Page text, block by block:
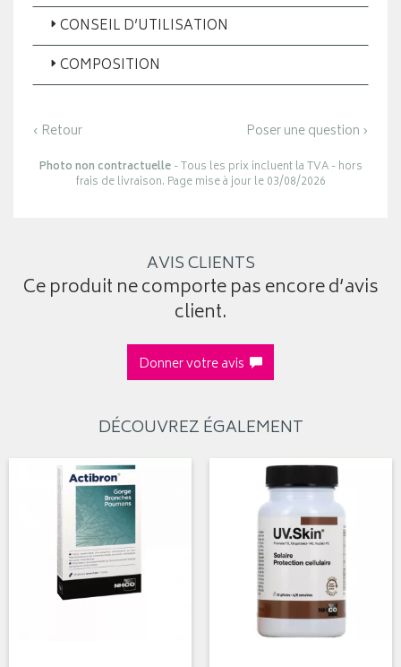
CONSEIL D’UTILISATION
COMPOSITION
‹ Retour Poser une question ›
Photo non contractuelle- Tous les prix incluent la TVA - hors
frais de livraison. Page mise à jour le 03/08/2026
AVIS CLIENTS
Ce produit ne comporte pas encore d’avis
client.
Donner votre avis
DÉCOUVREZ ÉGALEMENT